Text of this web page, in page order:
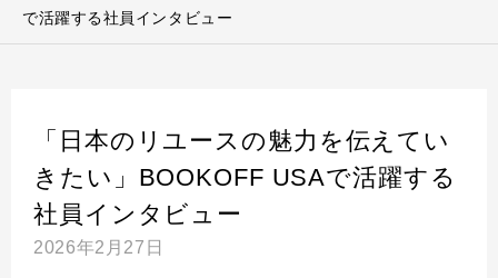
で活躍する社員インタビュー
「日本のリユースの魅力を伝えてい
きたい」BOOKOFF USAで活躍する
社員インタビュー
2026年2月27日